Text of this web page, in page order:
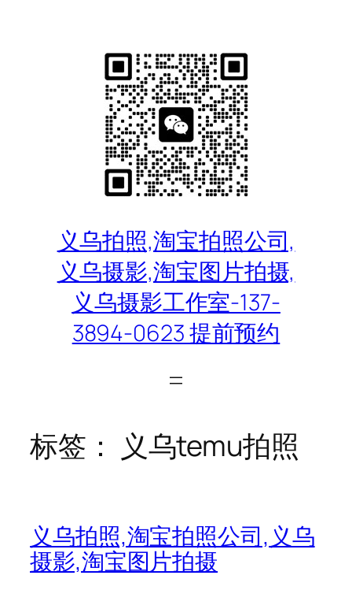
义乌拍照,淘宝拍照公司,
义乌摄影,淘宝图片拍摄,
义乌摄影工作室-137-
3894-0623 提前预约
标签： 义乌temu拍照
义乌拍照,淘宝拍照公司,义乌
摄影,淘宝图片拍摄